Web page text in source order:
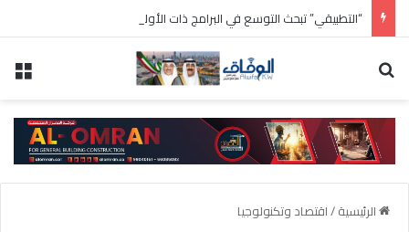
الرئيسية/اقتصاد وتكنولوجيا